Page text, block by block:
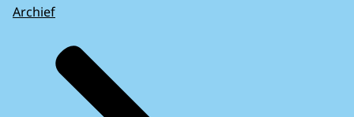
Archief